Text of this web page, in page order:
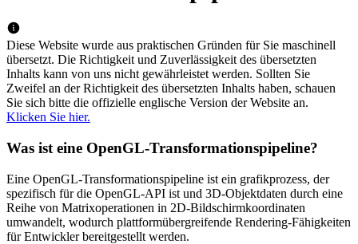
Diese Website wurde aus praktischen Gründen für Sie maschinell
übersetzt. Die Richtigkeit und Zuverlässigkeit des übersetzten
Inhalts kann von uns nicht gewährleistet werden. Sollten Sie
Zweifel an der Richtigkeit des übersetzten Inhalts haben, schauen
Sie sich bitte die offizielle englische Version der Website an.
Klicken Sie hier.
Was ist eine OpenGL-Transformationspipeline?
Eine OpenGL-Transformationspipeline ist ein grafikprozess, der
spezifisch für die OpenGL-API ist und 3D-Objektdaten durch eine
Reihe von Matrixoperationen in 2D-Bildschirmkoordinaten
umwandelt, wodurch plattformübergreifende Rendering-Fähigkeiten
für Entwickler bereitgestellt werden.